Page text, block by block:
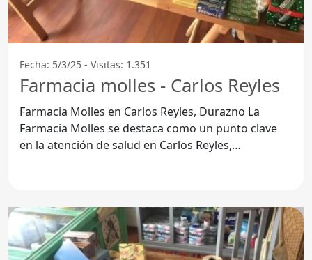
Fecha: 5/3/25 - Visitas: 1.351
Farmacia molles - Carlos Reyles
Farmacia Molles en Carlos Reyles, Durazno La
Farmacia Molles se destaca como un punto clave
en la atención de salud en Carlos Reyles,